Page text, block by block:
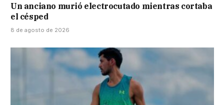
Un anciano murió electrocutado mientras cortaba
el césped
8 de agosto de 2026